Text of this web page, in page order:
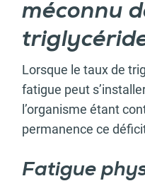
méconnu
Lorsque le taux de
fatigue peut
l’organisme étant
permanence ce
Fatigue